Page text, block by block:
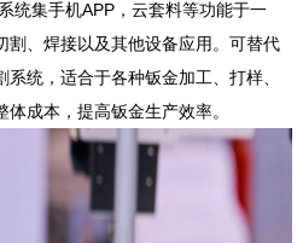
统集手机APP，云套料等功能于一
割、焊接以及其他设备应用。可替代
统，适合于各种钣金加工、打样、
成本，提高钣金生产效率。